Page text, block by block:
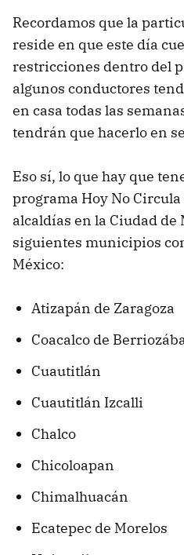
Recordamos que la
reside en que este día
restricciones dentro del
algunos conductores
en casa todas las
tendrán que hacerlo en
Eso sí, lo que hay que
programa Hoy No
alcaldías en la Ciudad de
siguientes municipios
México:
Atizapán de Zaragoza
Coacalco de
Cuautitlán
Cuautitlán Izcalli
Chalco
Chicoloapan
Chimalhuacán
Ecatepec de Morelos